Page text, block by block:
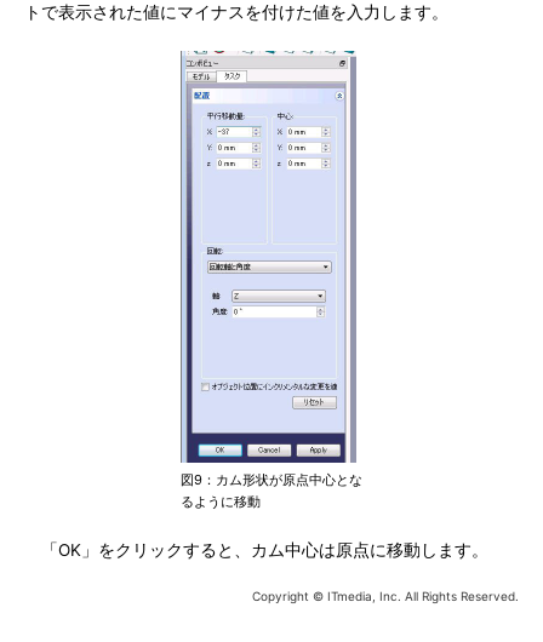
トで表示された値にマイナスを付けた値を入力します。
図9：カム形状が原点中心とな
るように移動
「OK」をクリックすると、カム中心は原点に移動します。
Copyright © ITmedia, Inc. All Rights Reserved.